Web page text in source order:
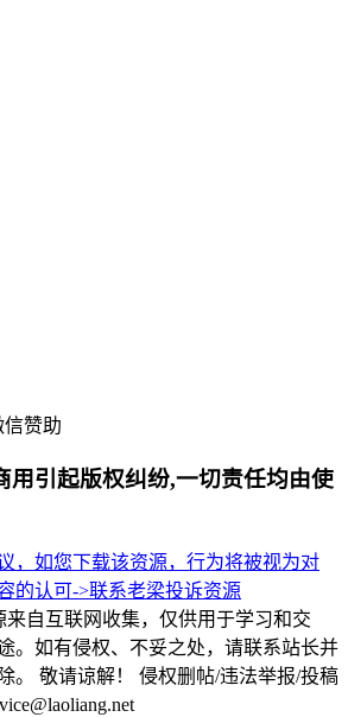
信赞助
用引起版权纠纷,一切责任均由使
，如您下载该资源，行为将被视为对
的认可->联系老梁投诉资源
来自互联网收集，仅供用于学习和交
。如有侵权、不妥之处，请联系站长并
。 敬请谅解！ 侵权删帖/违法举报/投稿